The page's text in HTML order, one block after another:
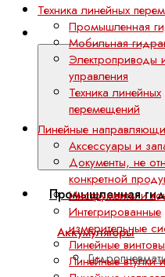
Промышленная
Аккумуляторы
Техника линейных
Промышленная
Мобильная
Электроприводы
управления
Техника линейных
перемещений
Линейные
Аксессуары и
Документы, не
конкретной
Инструменты и
Интегрированные
измерительные
Линейные
Линейные втулки